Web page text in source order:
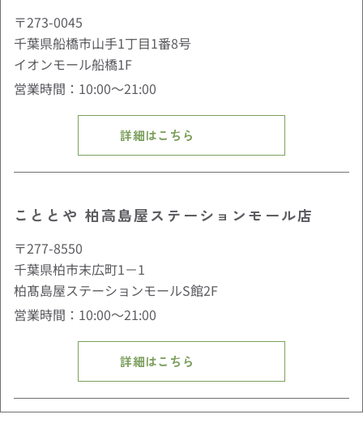
〒273-0045
千葉県船橋市山手1丁目1番8号
イオンモール船橋1F
営業時間：10:00〜21:00
詳細はこちら
こととや 柏高島屋ステーションモール店
〒277-8550
千葉県柏市末広町1－1
柏髙島屋ステーションモールS館2F
営業時間：10:00〜21:00
詳細はこちら